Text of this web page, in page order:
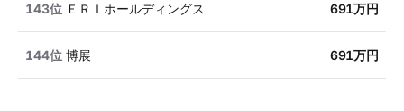
143位 ＥＲＩホールディングス 691万円
144位 博展 691万円